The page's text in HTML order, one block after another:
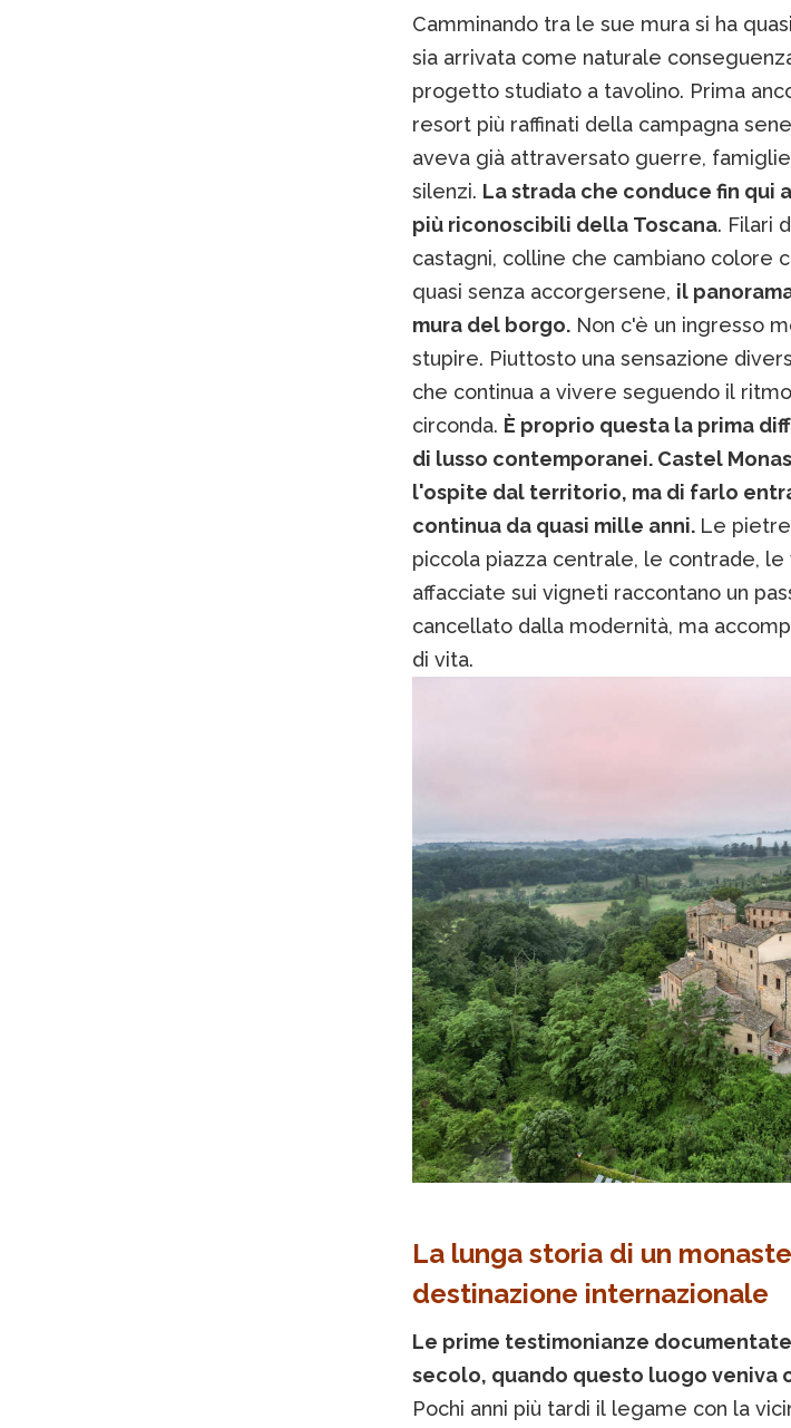
Camminando tra le sue mura si ha
sia arrivata come naturale
progetto studiato a tavolino. Prima
resort più raffinati della campagna
aveva già attraversato guerre,
silenzi. La strada che conduce fin qui
più riconoscibili della Toscana. Filari
castagni, colline che cambiano colore
quasi senza accorgersene, il
mura del borgo.Non c'è un ingresso
stupire. Piuttosto una sensazione
che continua a vivere seguendo il
circonda. È proprio questa la prima
di lusso contemporanei. Castel
l'ospite dal territorio, ma di farlo
continua da quasi mille anni. Le
piccola piazza centrale, le contrade,
affacciate sui vigneti raccontano un
cancellato dalla modernità, ma
di vita.
La lunga storia di un
destinazione internazionale
Le prime testimonianze
secolo, quando questo luogo veniva
Pochi anni più tardi il legame con la